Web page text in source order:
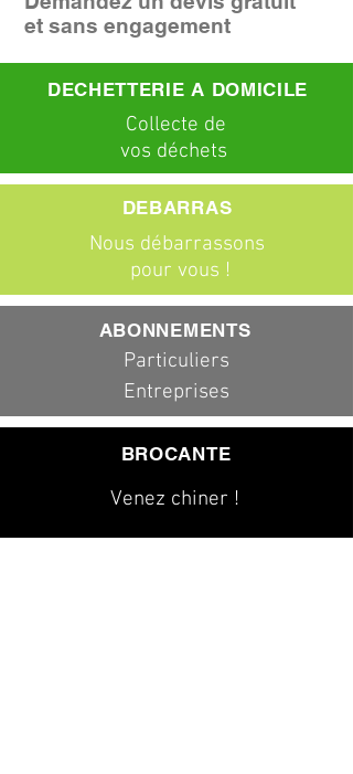
et sans engagement
DECHETTERIE A DOMICILE
Collecte de
vos déchets
Nous débarrassons
pour vous !
DEBARRAS
ABONNEMENTS
Particuliers
Entreprises
BROCANTE
Venez chiner !